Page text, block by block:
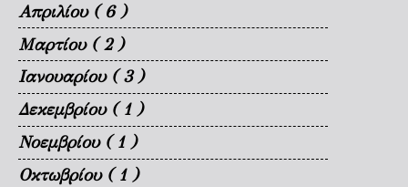
Απριλίου ( 6 )
Μαρτίου ( 2 )
Ιανουαρίου ( 3 )
Δεκεμβρίου ( 1 )
Νοεμβρίου ( 1 )
Οκτωβρίου ( 1 )